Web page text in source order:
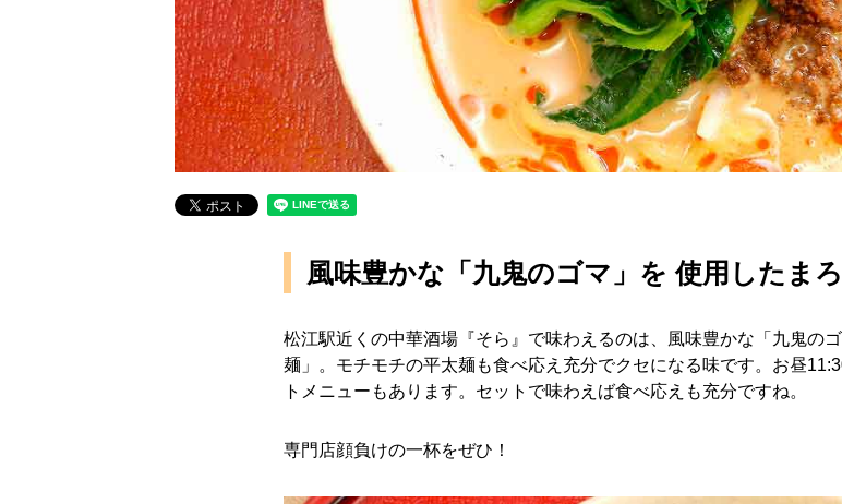
風味豊かな「九鬼のゴマ」を 使用したま
松江駅近くの中華酒場『そら』で味わえるのは、風味豊かな「九鬼の
麺」。モチモチの平太麺も食べ応え充分でクセになる味です。お昼
トメニューもあります。セットで味わえば食べ応えも充分ですね。
専門店顔負けの一杯をぜひ！